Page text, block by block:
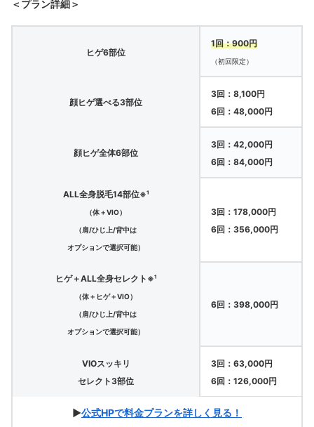
＜プラン詳細＞
ヒゲ6部位
1回：900円
（初回限定）
顔ヒゲ選べる3部位
3回：8,100円
6回：48,000円
顔ヒゲ全体6部位
3回：42,000円
6回：84,000円
ALL全身脱毛14部位※¹
（体＋VIO）
（肩/ひじ上/背中は
オプションで選択可能）
3回：178,000円
6回：356,000円
ヒゲ＋ALL全身セレクト※¹
（体＋ヒゲ＋VIO）
（肩/ひじ上/背中は
オプションで選択可能）
6回：398,000円
VIOスッキリ
セレクト3部位
3回：63,000円
6回：126,000円
▶公式HPで料金プランを詳しく見る！